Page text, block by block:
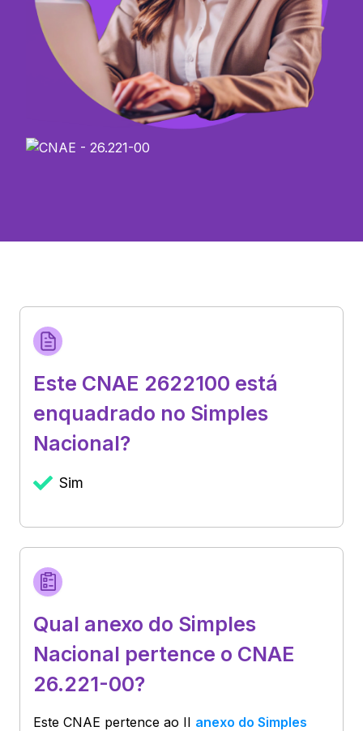
Este CNAE 2622100 está
enquadrado no Simples
Nacional?
Sim
Qual anexo do Simples
Nacional pertence o CNAE
26.221-00?
Este CNAE pertence ao II anexo do Simples